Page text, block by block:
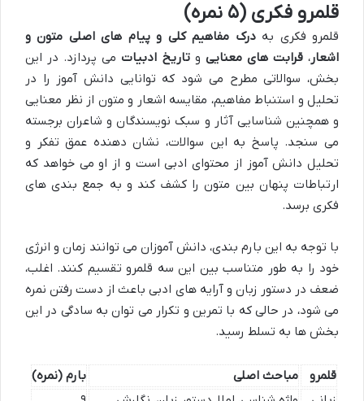
قلمرو فکری (۵ نمره)
قلمرو فکری بهدرک مفاهیم کلی و پیام های اصلی متون و
اشعار،قرابت های معنایی وتاریخ ادبیات می پردازد. در این
بخش، سوالاتی مطرح می شود که توانایی دانش آموز را در
تحلیل و استنباط مفاهیم، مقایسه اشعار و متون از نظر معنایی
و همچنین شناسایی آثار و سبک نویسندگان و شاعران برجسته
می سنجد. پاسخ به این سوالات، نشان دهنده عمق تفکر و
تحلیل دانش آموز از محتوای ادبی است و از او می خواهد که
ارتباطات پنهان بین متون را کشف کند و به جمع بندی های
فکری برسد.
با توجه به این بارم بندی، دانش آموزان می توانند زمان و انرژی
خود را به طور متناسب بین این سه قلمرو تقسیم کنند. اغلب،
ضعف در دستور زبان و آرایه های ادبی باعث از دست رفتن نمره
می شود، در حالی که با تمرین و تکرار می توان به سادگی در این
بخش ها به تسلط رسید.
قلمرو مباحث اصلی
بارم (نمره)